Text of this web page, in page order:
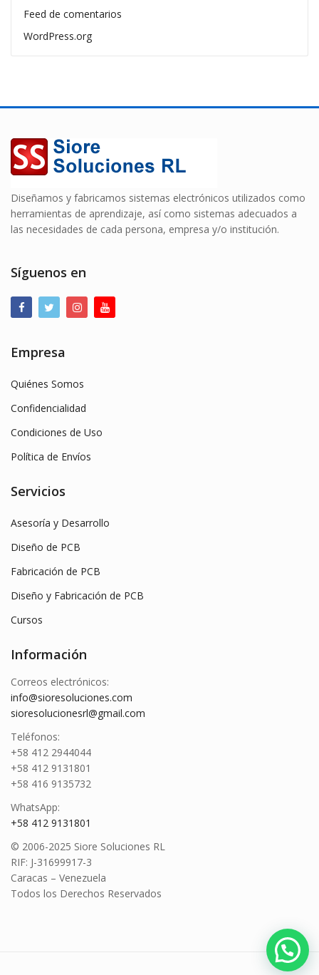
Feed de comentarios
WordPress.org
Diseñamos y fabricamos sistemas electrónicos utilizados como
herramientas de aprendizaje, así como sistemas adecuados a
las necesidades de cada persona, empresa y/o institución.
Síguenos en
Empresa
Quiénes Somos
Confidencialidad
Condiciones de Uso
Política de Envíos
Servicios
Asesoría y Desarrollo
Diseño de PCB
Fabricación de PCB
Diseño y Fabricación de PCB
Cursos
Información
Correos electrónicos:
info@sioresoluciones.com
sioresolucionesrl@gmail.com
Teléfonos:
+58 412 2944044
+58 412 9131801
+58 416 9135732
WhatsApp:
+58 412 9131801
© 2006-2025 Siore Soluciones RL
RIF: J-31699917-3
Caracas – Venezuela
Todos los Derechos Reservados